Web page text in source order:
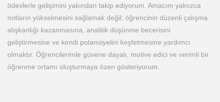
ödevlerle gelişimini yakından takip ediyorum. Amacım yalnızca
notların yükselmesini sağlamak değil; öğrencinin düzenli çalışma
alışkanlığı kazanmasına, analitik düşünme becerisini
geliştirmesine ve kendi potansiyelini keşfetmesine yardımcı
olmaktır. Öğrencilerimle güvene dayalı, motive edici ve verimli bir
öğrenme ortamı oluşturmaya özen gösteriyorum.